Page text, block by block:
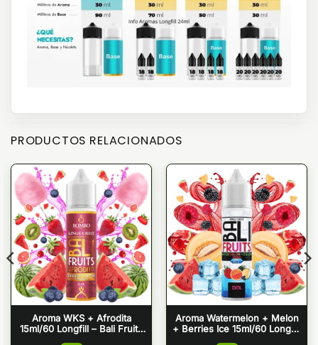
PRODUCTOS RELACIONADOS
Aroma WKS + Afrodita
15ml/60 Longfill – Bali Fruits
Aroma Watermelon + Melon
+ Berries Ice 15ml/60 Longfill